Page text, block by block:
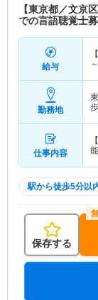
【東京都／文京
での言語聴覚士
給与
～
勤務地
仕事内容
駅から徒歩5分以
保存する